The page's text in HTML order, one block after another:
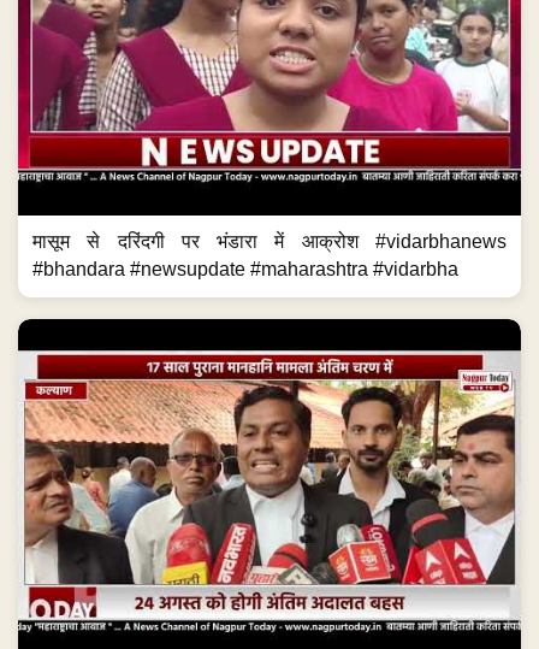
मासूम से दरिंदगी पर भंडारा में आक्रोश #vidarbhanews
#bhandara #newsupdate #maharashtra #vidarbha